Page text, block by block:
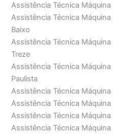
Assistência Técnica Máquina
Assistência Técnica
Baixo
Assistência Técnica Máquina
Treze
Assistência Técnica
Paulista
Assistência Técnica
Assistência Técnica Máquina
Assistência Técnica Máquina
Assistência Técnica Máquina